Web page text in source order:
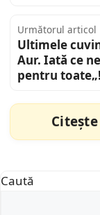
Următorul articol
Ultimele
Aur. Iată ce
pentru toate„!
Caută